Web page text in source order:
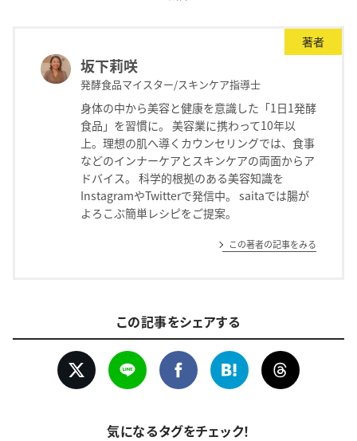
著者
坂下莉咲
発酵食品マイスター/スキンケア指導士
身体の中から美容と健康を意識した「1日1発酵
食品」を習慣に。 美容業に携わって10年以
上。理想の肌へ導くカウンセリングでは、食事
などのインナーケアとスキンケアの両面からア
ドバイス。 科学的根拠のある美容知識を
InstagramやTwitterで発信中。 saitaでは腸が
よろこぶ簡単レシピをご提案。
この著者の記事をみる
この記事をシェアする
気になるタグをチェック！